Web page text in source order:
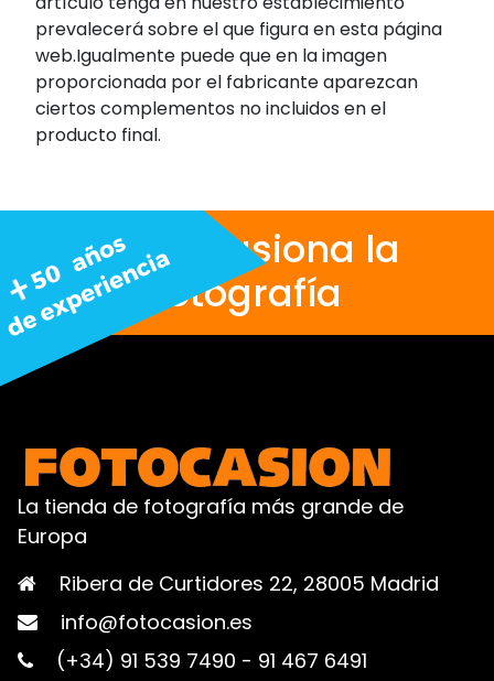
prevalecerá sobre el que figura en esta página
web.Igualmente puede que en la imagen
proporcionada por el fabricante aparezcan
ciertos complementos no incluidos en el
producto final.
Nos apasiona la
fotografía
La tienda de fotografía más grande de
Europa
Ribera de Curtidores 22, 28005 Madrid
info@fotocasion.es
(+34) 91 539 7490 - 91 467 6491